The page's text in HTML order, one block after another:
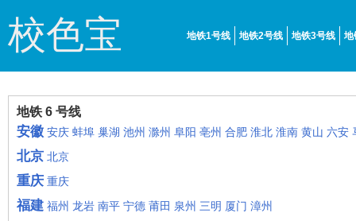
校色宝 地铁1号线 地铁2号线 地铁3号线 地
地铁 6 号线
安徽 安庆 蚌埠 巢湖 池州 滁州 阜阳 亳州 合肥 淮北 淮南 黄山 六安
北京 北京
重庆 重庆
福建 福州 龙岩 南平 宁德 莆田 泉州 三明 厦门 漳州